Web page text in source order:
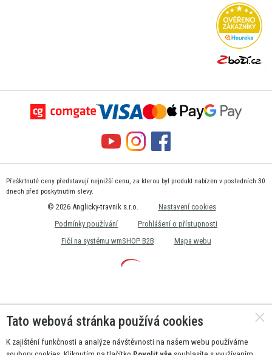
Přeškrtnuté ceny představují nejnižší cenu, za kterou byl produkt nabízen v posledních 30
dnech před poskytnutím slevy.
© 2026 Anglicky-travnik s.r.o.
Nastavení cookies
Podmínky používání
Prohlášení o přístupnosti
Fičí na systému wmSHOP B2B
Mapa webu
Tato webová stránka používá cookies
K zajištění funkčnosti a analýze návštěvnosti na našem webu používáme